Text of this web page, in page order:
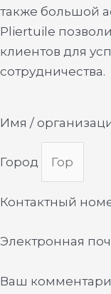
также большой
Pliertuile
клиентов для
сотрудничества.
Имя /
Город
Контактный
Электронная
Ваш